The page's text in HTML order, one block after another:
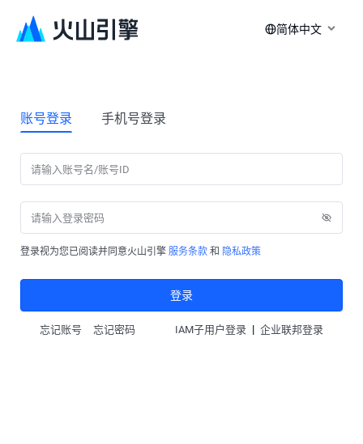
简体中文
账号登录 手机号登录
登录视为您已阅读并同意火山引擎 服务条款 和 隐私政策
登录
忘记账号 忘记密码 IAM子用户登录 | 企业联邦登录